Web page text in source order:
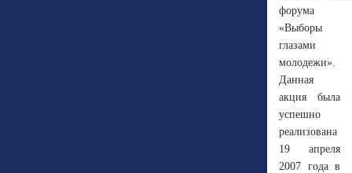
форума
«Выборы
глазами
молодежи».
Данная
акция была
успешно
реализована
19 апреля
2007 года в